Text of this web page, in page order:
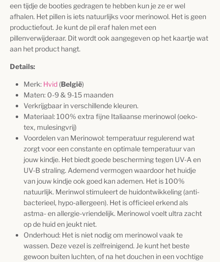
een tijdje de booties gedragen te hebben kun je ze er wel
afhalen. Het pillen is iets natuurlijks voor merinowol. Het is geen
productiefout. Je kunt de pil eraf halen met een
pillenverwijderaar. Dit wordt ook aangegeven op het kaartje wat
aan het product hangt.
Details:
Merk: Hvid (België)
Maten: 0-9 & 9-15 maanden
Verkrijgbaar in verschillende kleuren.
Materiaal: 100% extra fijne Italiaanse merinowol (oeko-
tex, mulesingvrij)
Voordelen van Merinowol: temperatuur regulerend wat
zorgt voor een constante en optimale temperatuur van
jouw kindje. Het biedt goede bescherming tegen UV-A en
UV-B straling. Ademend vermogen waardoor het huidje
van jouw kindje ook goed kan ademen. Het is 100%
natuurlijk. Merinwol stimuleert de huidontwikkeling (anti-
bacterieel, hypo-allergeen). Het is officieel erkend als
astma- en allergie-vriendelijk. Merinowol voelt ultra zacht
op de huid en jeukt niet.
Onderhoud: Het is niet nodig om merinowol vaak te
wassen. Deze vezel is zelfreinigend. Je kunt het beste
gewoon buiten luchten, of na het douchen in een vochtige